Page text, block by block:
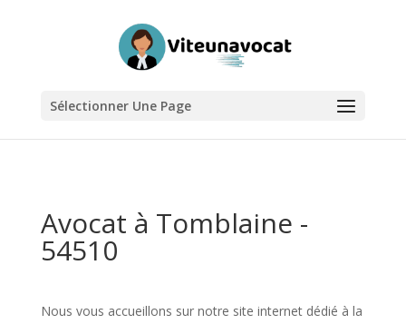
Sélectionner Une Page
Avocat à Tomblaine -
54510
Nous vous accueillons sur notre site internet dédié à la